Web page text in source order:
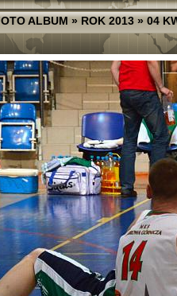
ALBUM»ROK 2013»04